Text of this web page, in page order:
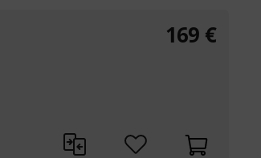
169 €